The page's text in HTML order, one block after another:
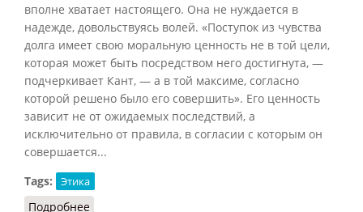
вполне хватает настоящего. Она не нуждается в
надежде, довольствуясь волей. «Поступок из чувства
долга имеет свою моральную ценность не в той цели,
которая может быть посредством него достигнута, —
подчеркивает Кант, — а в той максиме, согласно
которой решено было его совершить». Его ценность
зависит не от ожидаемых последствий, а
исключительно от правила, в согласии с которым он
совершается...
Tags:
Этика
Подробнее